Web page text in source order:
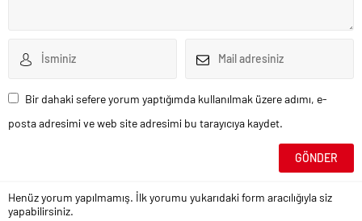
Bir dahaki sefere yorum yaptığımda kullanılmak üzere adımı, e-
posta adresimi ve web site adresimi bu tarayıcıya kaydet.
Henüz yorum yapılmamış. İlk yorumu yukarıdaki form aracılığıyla siz
yapabilirsiniz.